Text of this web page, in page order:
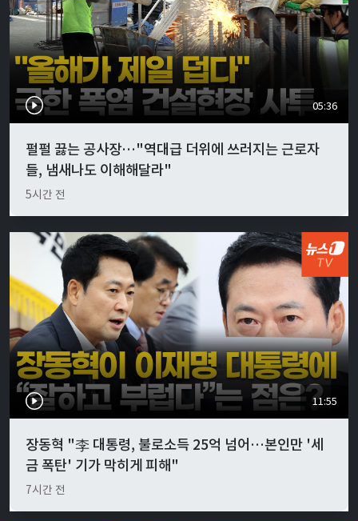
05:36
펄펄 끓는 공사장…"역대급 더위에 쓰러지는 근로자
들, 냄새나도 이해해달라"
5시간 전
11:55
장동혁 "李 대통령, 불로소득 25억 넘어…본인만 '세
금 폭탄' 기가 막히게 피해"
7시간 전